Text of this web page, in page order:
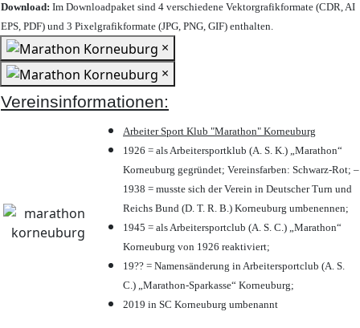
Download: Im Downloadpaket sind 4 verschiedene Vektorgrafikformate (CDR, AI
EPS, PDF) und 3 Pixelgrafikformate (JPG, PNG, GIF) enthalten.
×
×
Vereinsinformationen:
Arbeiter Sport Klub "Marathon" Korneuburg
1926 = als Arbeitersportklub (A. S. K.) „Marathon“
Korneuburg gegründet; Vereinsfarben: Schwarz-Rot; –
1938 = musste sich der Verein in Deutscher Turn und
Reichs Bund (D. T. R. B.) Korneuburg umbenennen;
1945 = als Arbeitersportclub (A. S. C.) „Marathon“
Korneuburg von 1926 reaktiviert;
19?? = Namensänderung in Arbeitersportclub (A. S.
C.) „Marathon-Sparkasse“ Korneuburg;
2019 in SC Korneuburg umbenannt